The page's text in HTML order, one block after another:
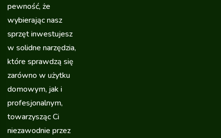
pewność, że
wybierając nasz
sprzęt inwestujesz
w solidne narzędzia,
które sprawdzą się
zarówno w użytku
domowym, jak i
profesjonalnym,
towarzysząc Ci
niezawodnie przez